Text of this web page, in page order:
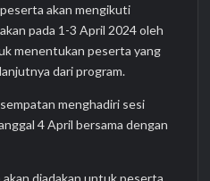
akan mengikuti
pada 1-3 April 2024 oleh
menentukan peserta yang
dari program.
menghadiri sesi
4 April bersama dengan
diadakan untuk peserta